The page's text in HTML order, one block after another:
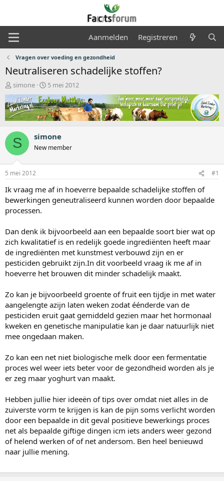
Aanmelden Registreren
Vragen over voeding en gezondheid
Neutraliseren schadelijke stoffen?
O
n
d
e
r
w
e
r
p
s
t
r
t
e
simone
S
t
a
r
t
a
t
m
5 mei 2012
S simone
New member
5 mei 2012 #1
Ik vraag me af in hoeverre bepaalde schadelijke stoffen of
bewerkingen geneutraliseerd kunnen worden door bepaalde
processen.
Dan denk ik bijvoorbeeld aan een bepaalde soort bier wat op
zich kwalitatief is en redelijk goede ingrediënten heeft maar
de ingrediënten met kunstmest verbouwd zijn en er
pesticiden gebruikt zijn.In dit voorbeeld vraag ik me af in
hoeverre het brouwen dit minder schadelijk maakt.
Zo kan je bijvoorbeeld groente of fruit een tijdje in met water
aangelengte azijn laten weken zodat éénderde van de
pesticiden eruit gaat gemiddeld gezien maar het hormonaal
kweken en genetische manipulatie kan je daar natuurlijk niet
mee ongedaan maken.
Zo kan een net niet biologische melk door een fermentatie
proces wel weer iets beter voor de gezondheid worden als je
er zeg maar yoghurt van maakt.
Hebben jullie hier ideeën of tips over omdat niet alles in de
zuiverste vorm te krijgen is kan de pijn soms verlicht worden
door een bepaalde in dit geval positieve bewerkings proces
net als bepaalde giftige dingen icm iets anders weer gezond
of helend werken of of net andersom. Ben heel benieuwd
naar jullie mening.